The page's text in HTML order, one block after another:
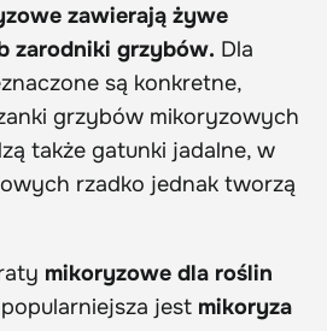
zawierają żywe
zarodniki grzybów. Dla
są konkretne,
grzybów mikoryzowych
także gatunki jadalne, w
rzadko jednak tworzą
mikoryzowe dla roślin
jest mikoryza